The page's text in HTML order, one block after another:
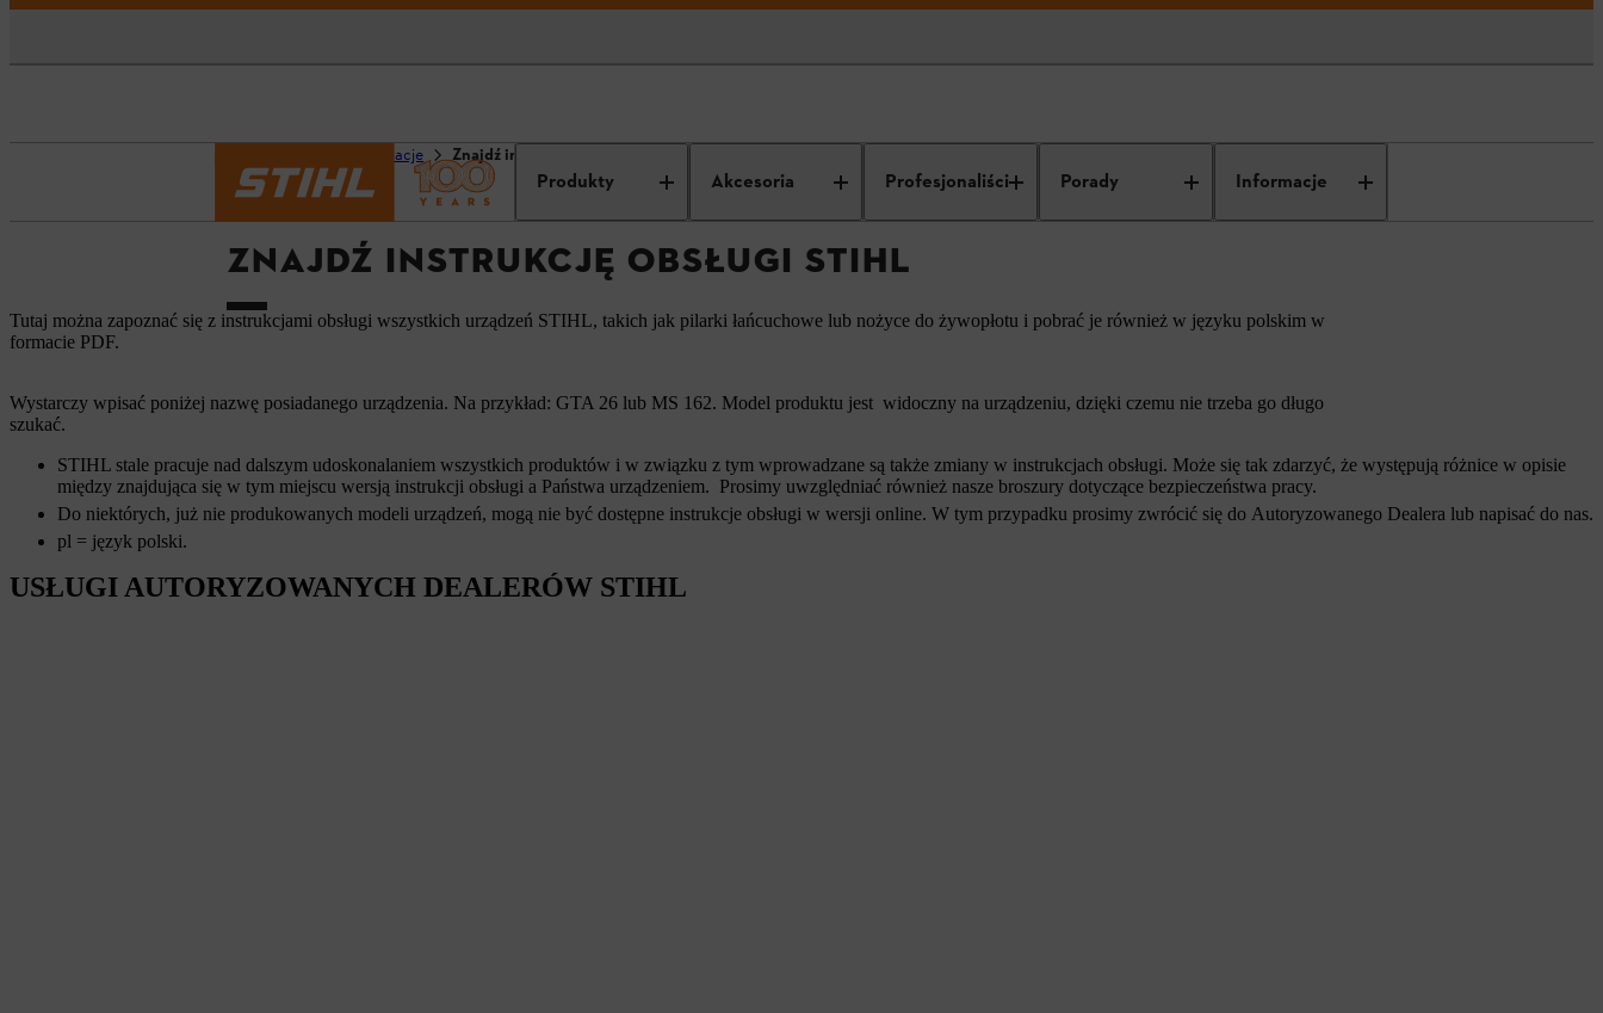
Produkty Akcesoria Profesjonaliści Porady Informacje
Informacje Znajdź instrukcję obsługi STIHL
ZNAJDŹ INSTRUKCJĘ OBSŁUGI STIHL
Tutaj można zapoznać się z instrukcjami obsługi wszystkich urządzeń STIHL, takich jak pilarki łańcuchowe lub nożyce do żywopłotu i pobrać je również w języku polskim w
formacie PDF.
Wystarczy wpisać poniżej nazwę posiadanego urządzenia. Na przykład: GTA 26 lub MS 162. Model produktu jest widoczny na urządzeniu, dzięki czemu nie trzeba go długo
szukać.
STIHL stale pracuje nad dalszym udoskonalaniem wszystkich produktów i w związku z tym wprowadzane są także zmiany w instrukcjach obsługi. Może się tak zdarzyć, że występują różnice w opisie
między znajdująca się w tym miejscu wersją instrukcji obsługi a Państwa urządzeniem. Prosimy uwzględniać również nasze broszury dotyczące bezpieczeństwa pracy.
Do niektórych, już nie produkowanych modeli urządzeń, mogą nie być dostępne instrukcje obsługi w wersji online. W tym przypadku prosimy zwrócić się do Autoryzowanego Dealera lub napisać do nas.
pl = język polski.
USŁUGI AUTORYZOWANYCH DEALERÓW STIHL